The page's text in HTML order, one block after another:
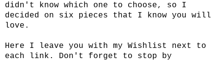
didn't know which one to choose, so I
decided on six pieces that I know you will
love.
Here I leave you with my Wishlist next to
each link. Don't forget to stop by